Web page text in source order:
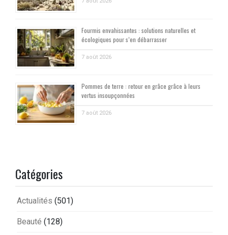
Fourmis envahissantes : solutions naturelles et
écologiques pour s’en débarrasser
7 août 2026
Pommes de terre : retour en grâce grâce à leurs
vertus insoupçonnées
7 août 2026
Catégories
Actualités (501)
Beauté (128)